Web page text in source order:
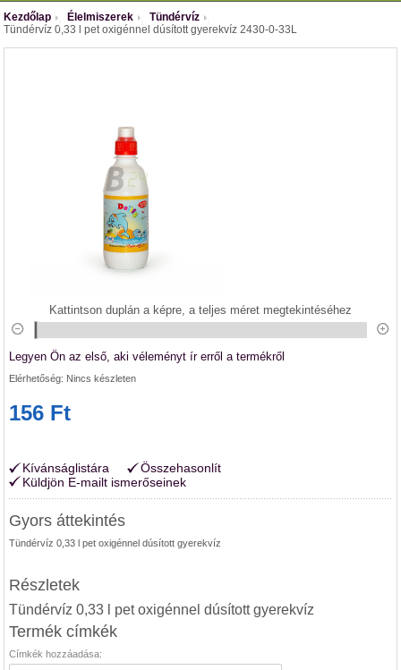
Kezdőlap
/
Élelmiszerek Tündérvíz
Tündérvíz 0,33 l pet oxigénnel dúsított gyerekvíz 2430-0-33L
Kattintson duplán a képre, a teljes méret megtekintéséhez
Legyen Ön az első, aki véleményt ír erről a termékről
Elérhetőség: Nincs készleten
156 Ft
Kívánságlistára
Összehasonlít
Küldjön E-mailt ismerőseinek
Gyors áttekintés
Tündérvíz 0,33 l pet oxigénnel dúsított gyerekvíz
Részletek
Tündérvíz 0,33 l pet oxigénnel dúsított gyerekvíz
Termék címkék
Címkék hozzáadása: